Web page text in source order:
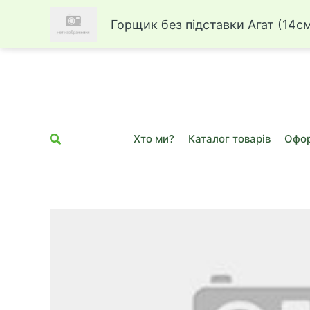
Перейти
Пошук Хто ми? Каталог товарів
Горщик без підставки Агат